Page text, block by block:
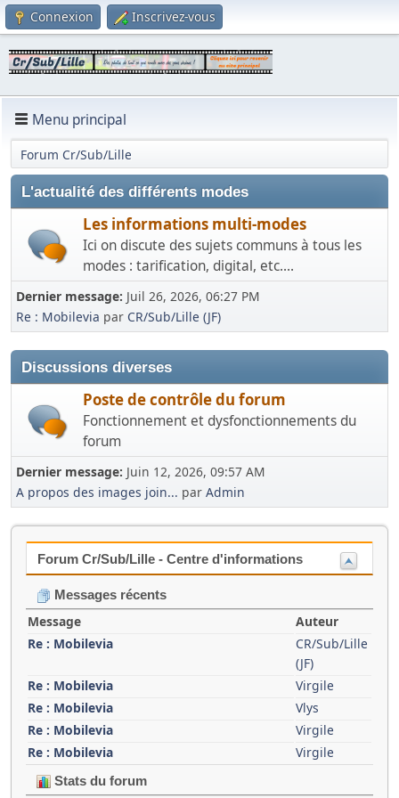
Connexion Inscrivez-vous
Menu principal
Forum Cr/Sub/Lille
L'actualité des différents modes
Les informations multi-modes
Ici on discute des sujets communs à tous les
modes : tarification, digital, etc....
Dernier message: Juil 26, 2026, 06:27 PM
Re : Mobilevia par CR/Sub/Lille (JF)
Discussions diverses
Poste de contrôle du forum
Fonctionnement et dysfonctionnements du
forum
Dernier message: Juin 12, 2026, 09:57 AM
A propos des images join... par Admin
Forum Cr/Sub/Lille - Centre d'informations
Messages récents
Message
Auteur
Re : Mobilevia
CR/Sub/Lille
(JF)
Re : Mobilevia
Virgile
Re : Mobilevia
Vlys
Re : Mobilevia
Virgile
Re : Mobilevia
Virgile
Stats du forum